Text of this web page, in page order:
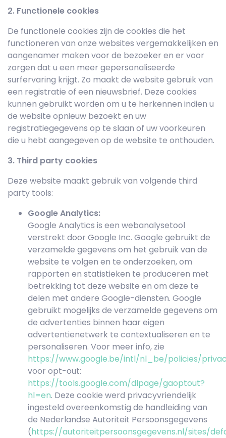
2. Functionele cookies
De functionele cookies zijn de cookies die het
functioneren van onze websites vergemakkelijken en
aangenamer maken voor de bezoeker en er voor
zorgen dat u een meer gepersonaliseerde
surfervaring krijgt. Zo maakt de website gebruik van
een registratie of een nieuwsbrief. Deze cookies
kunnen gebruikt worden om u te herkennen indien u
de website opnieuw bezoekt en uw
registratiegegevens op te slaan of uw voorkeuren
die u hebt aangegeven op de website te onthouden.
3. Third party cookies
Deze website maakt gebruik van volgende third
party tools:
Google Analytics:
Google Analytics is een webanalysetool
verstrekt door Google Inc. Google gebruikt de
verzamelde gegevens om het gebruik van de
website te volgen en te onderzoeken, om
rapporten en statistieken te produceren met
betrekking tot deze website en om deze te
delen met andere Google-diensten. Google
gebruikt mogelijks de verzamelde gegevens om
de advertenties binnen haar eigen
advertentienetwerk te contextualiseren en te
personaliseren. Voor meer info, zie
https://www.google.be/intl/nl_be/policies/
voor opt-out:
https://tools.google.com/dlpage/gaoptout?
hl=en. Deze cookie werd privacyvriendelijk
ingesteld overeenkomstig de handleiding van
de Nederlandse Autoriteit Persoonsgegevens
(https://autoriteitpersoonsgegevens.nl/sites/